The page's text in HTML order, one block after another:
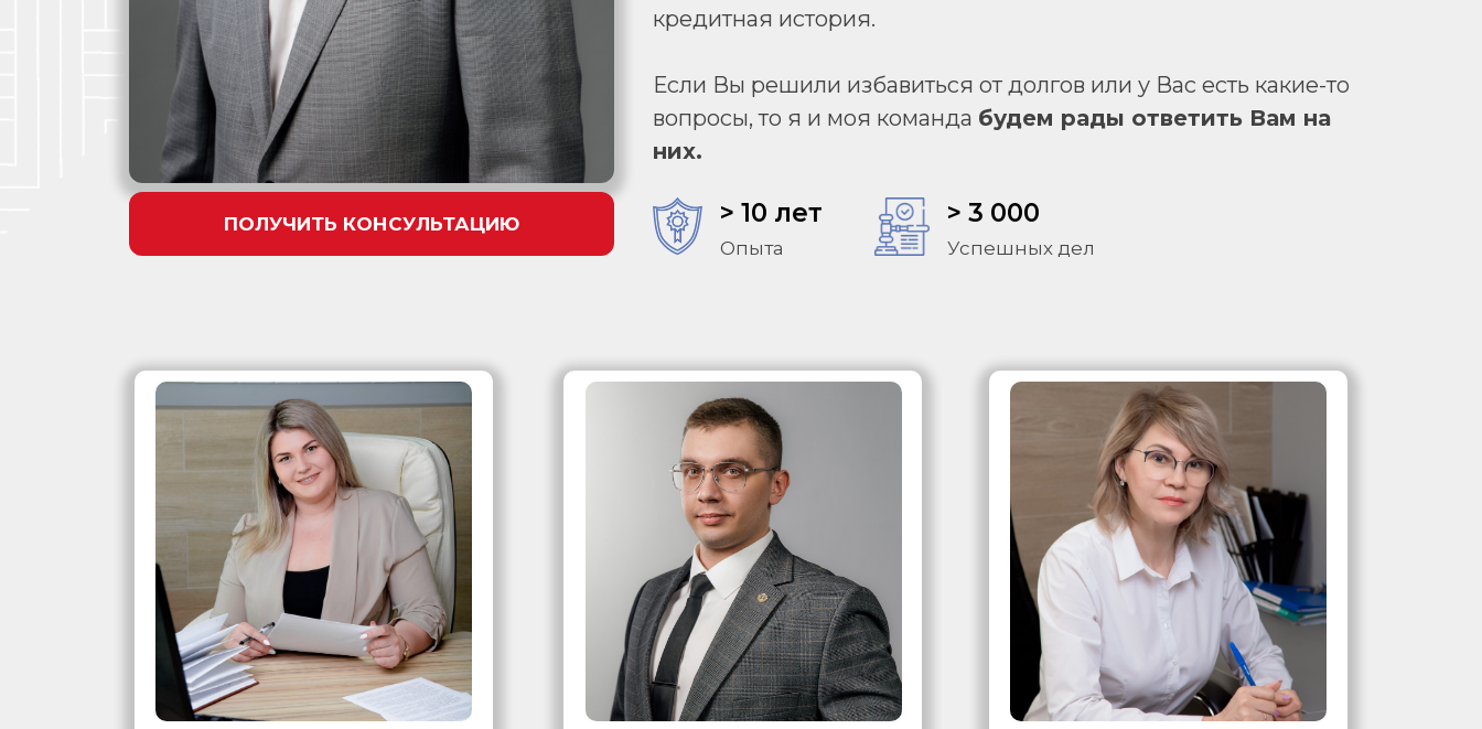
кредитная история.
Если Вы решили избавиться от долгов или у Вас есть какие-то
вопросы, то я и моя команда будем рады ответить Вам на
них.
Опыта
> 10 лет
Успешных дел
> 3 000
ПОЛУЧИТЬ КОНСУЛЬТАЦИЮ